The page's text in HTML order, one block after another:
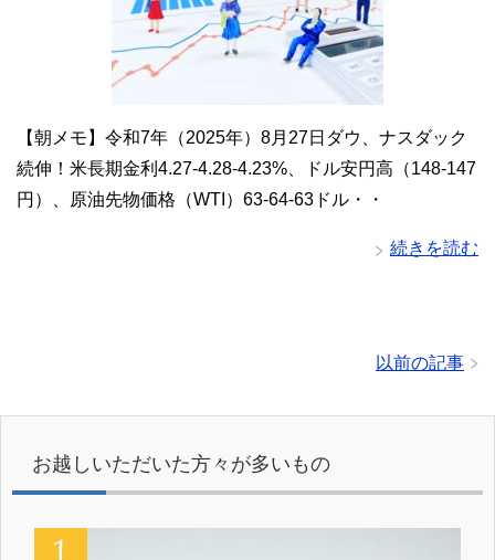
【朝メモ】令和7年（2025年）8月27日ダウ、ナスダック
続伸！米長期金利4.27-4.28-4.23%、ドル安円高（148-147
円）、原油先物価格（WTI）63-64-63ドル・・
続きを読む
以前の記事
お越しいただいた方々が多いもの